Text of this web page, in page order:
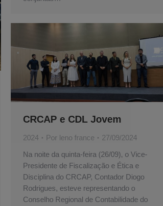
CRCAP e CDL Jovem
2024 Por leno france
27/09/2024
Na noite da quinta-feira (26/09), o Vice-
Presidente de Fiscalização e Ética e
Disciplina do CRCAP, Contador Diogo
Rodrigues, esteve representando o
Conselho Regional de Contabilidade do